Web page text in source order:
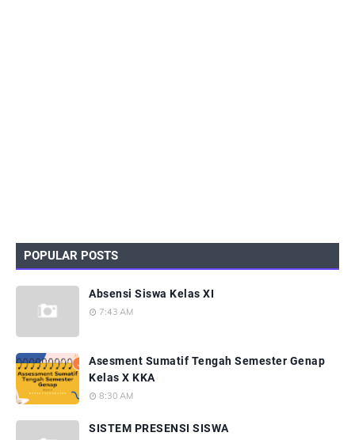
POPULAR POSTS
Absensi Siswa Kelas XI
7:43 AM
Asesment Sumatif Tengah Semester Genap
Kelas X KKA
8:30 AM
SISTEM PRESENSI SISWA